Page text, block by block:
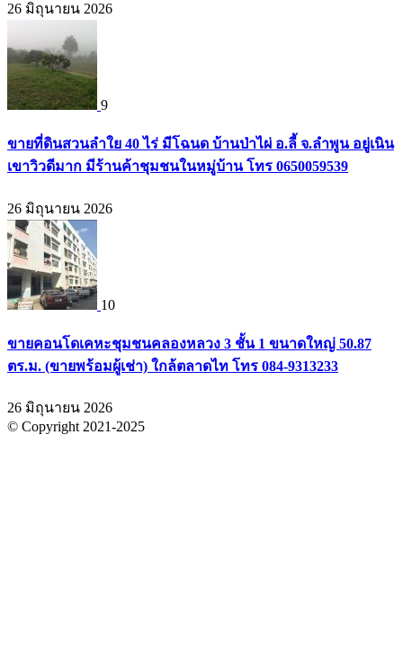
26 มิถุนายน 2026
9
ขายที่ดินสวนลำใย 40 ไร่ มีโฉนด บ้านป่าไผ่ อ.ลี้ จ.ลำพูน อยู่เนิน
เขาวิวดีมาก มีร้านค้าชุมชนในหมู่บ้าน โทร 0650059539
26 มิถุนายน 2026
10
ขายคอนโดเคหะชุมชนคลองหลวง 3 ชั้น 1 ขนาดใหญ่ 50.87
ตร.ม. (ขายพร้อมผู้เช่า) ใกล้ตลาดไท โทร 084-9313233
26 มิถุนายน 2026
© Copyright 2021-2025